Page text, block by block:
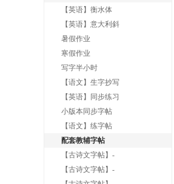
【英语】衡水体
【英语】意大利斜
暑假作业
寒假作业
写字半小时
【语文】生字抄写
【英语】同步练习
小版本同步字帖
【语文】练字帖
配套教辅字帖
【古诗文字帖】-
【古诗文字帖】-